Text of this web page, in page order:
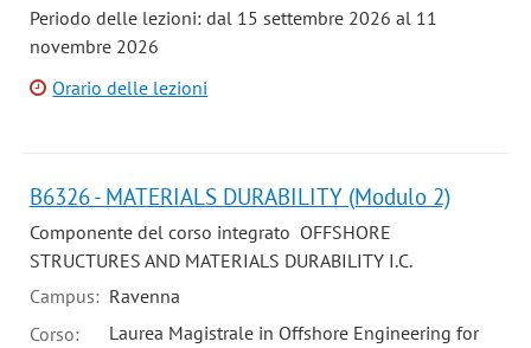
Periodo delle lezioni: dal 15 settembre 2026 al 11
novembre 2026
Orario delle lezioni
B6326 - MATERIALS DURABILITY (Modulo 2)
Componente del corso integrato OFFSHORE
STRUCTURES AND MATERIALS DURABILITY I.C.
Campus: Ravenna
Corso:
Laurea Magistrale in Offshore Engineering for